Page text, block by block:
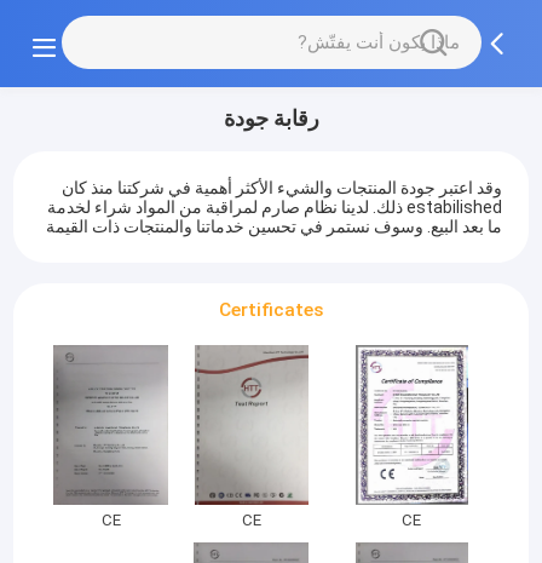
رقابة جودة
وقد اعتبر جودة المنتجات والشيء الأكثر أهمية في شركتنا منذ كان
estabilished ذلك. لدينا نظام صارم لمراقبة من المواد شراء لخدمة
ما بعد البيع. وسوف نستمر في تحسين خدماتنا والمنتجات ذات القيمة
Certificates
CE
CE
CE